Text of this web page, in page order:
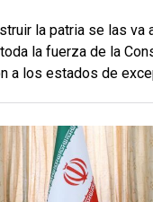
la patria se las va
la fuerza de la
a los estados de